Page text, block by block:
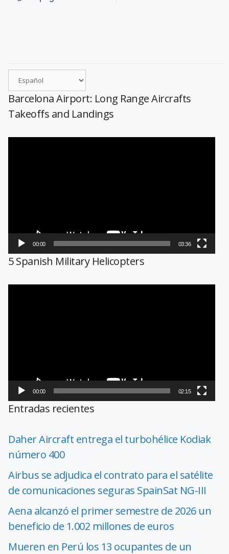
Barcelona Airport: Long Range Aircrafts
Takeoffs and Landings
00:00 03:36
5 Spanish Military Helicopters
00:00 02:15
Entradas recientes
Daher Aircraft entrega el turbohélice Kodiak
número 400
Airbus se adjudica el contrato para el satélite
de comunicaciones seguras SpainSat NG-III
Aena alcanzó el primer semestre de 2026 un
beneficio de 1.002 millones de euros
Mueren en Perú los 13 ocupantes de un